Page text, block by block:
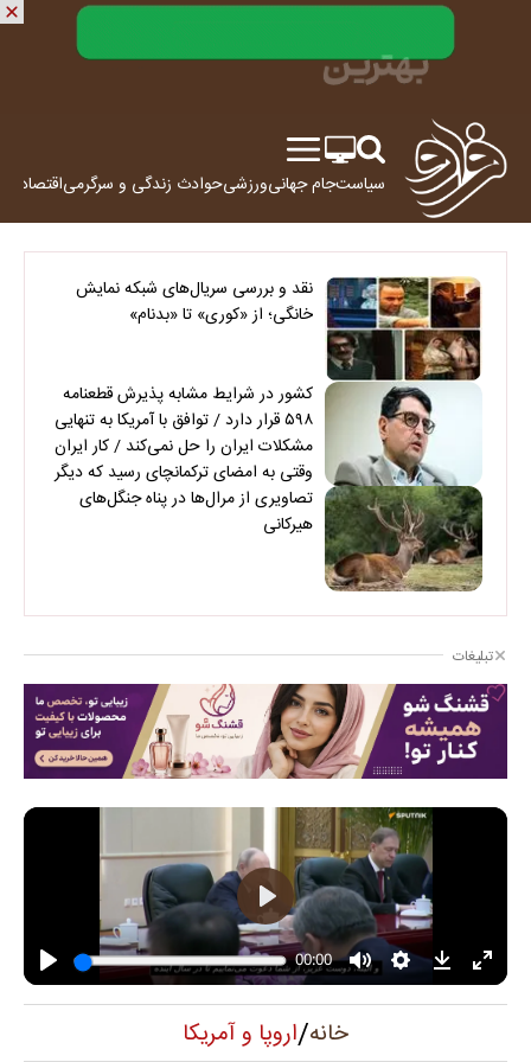
سیاستجام جهانیورزشیحوادث زندگی و سرگرمیاقتصاد
نقد و بررسی سریال‌های شبکه نمایش
خانگی؛ از «کوری» تا «بدنام»
کشور در شرایط مشابه پذیرش قطعنامه
۵۹۸ قرار دارد / توافق با آمریکا به تنهایی
مشکلات ایران را حل نمی‌کند / کار ایران
وقتی به امضای ترکمانچای رسید که دیگر
چاره‌ای نبود
تصاویری از مرال‌ها در پناه جنگل‌های
هیرکانی
تبلیغات
خانه/اروپا و آمریکا